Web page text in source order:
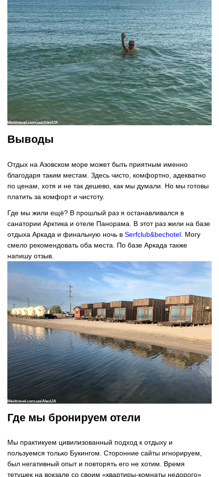
Выводы
Отдых на Азовском море может быть приятным именно
благодаря таким местам. Здесь чисто, комфортно, адекватно
по ценам, хотя и не так дешево, как мы думали. Но мы готовы
платить за комфорт и чистоту.
Где мы жили ещё? В прошлый раз я останавливался в
санатории Арктика и отеле Панорама. В этот раз жили на базе
отдыха Аркада и финальную ночь в Serfclub&bechotel . Могу
смело рекомендовать оба места. По базе Аркада также
напишу отзыв.
Где мы бронируем отели
Мы практикуем цивилизованный подход к отдыху и
пользуемся только Букингом. Сторонние сайты игнорируем,
был негативный опыт и повторять его не хотим. Время
тетушек на вокзале со своим «квартиры-комнаты недорого»